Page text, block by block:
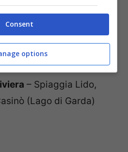
la sua unica Bandiera
.
– Spiaggia Lido,
(Lago di Garda)
Consent
options